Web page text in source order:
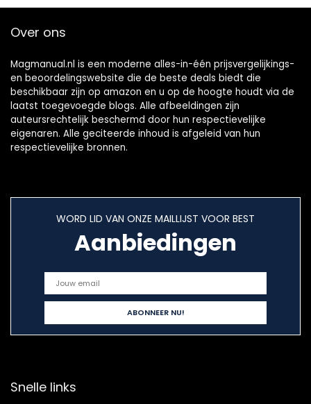
Over ons
Magmanual.nl is een moderne alles-in-één prijsvergelijkings-
en beoordelingswebsite die de beste deals biedt die
beschikbaar zijn op amazon en u op de hoogte houdt via de
laatst toegevoegde blogs. Alle afbeeldingen zijn
auteursrechtelijk beschermd door hun respectievelijke
eigenaren. Alle geciteerde inhoud is afgeleid van hun
respectievelijke bronnen.
WORD LID VAN ONZE MAILLIJST VOOR BEST
Aanbiedingen
Snelle links